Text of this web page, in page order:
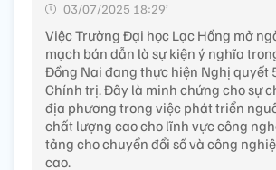
03/07/2025 18:29’
Việc Trường Đại học Lạc Hồng mở
mạch bán dẫn là sự kiện ý nghĩa
Đồng Nai đang thực hiện Nghị quyết
Chính trị. Đây là minh chứng cho sự
địa phương trong việc phát triển
chất lượng cao cho lĩnh vực công
tảng cho chuyển đổi số và công
cao.